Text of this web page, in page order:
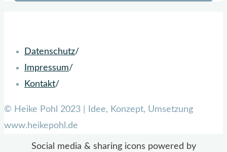
oben
Datenschutz/
Impressum/
Kontakt/
© Heike Pohl 2023 | Idee, Konzept, Umsetzung
www.heikepohl.de
Social media & sharing icons powered by